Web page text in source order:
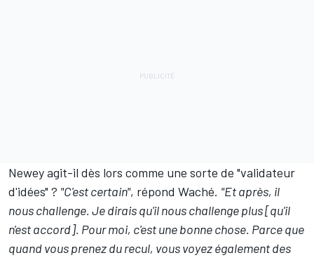
Newey agit-il dès lors comme une sorte de "validateur
d'idées" ? "C'est certain", répond Waché. "Et après, il
nous challenge. Je dirais qu'il nous challenge plus [qu'il
n'est accord]. Pour moi, c'est une bonne chose. Parce que
quand vous prenez du recul, vous voyez également des